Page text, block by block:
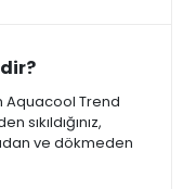
Aquacool Trend
sıkıldığınız,
ve dökmeden